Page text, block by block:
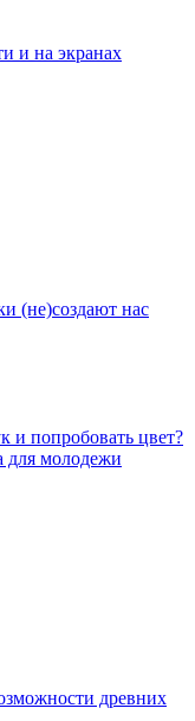
и на экранах
(не)создают нас
и попробовать цвет?
для молодежи
древних